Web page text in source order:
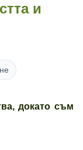
и
докато съм